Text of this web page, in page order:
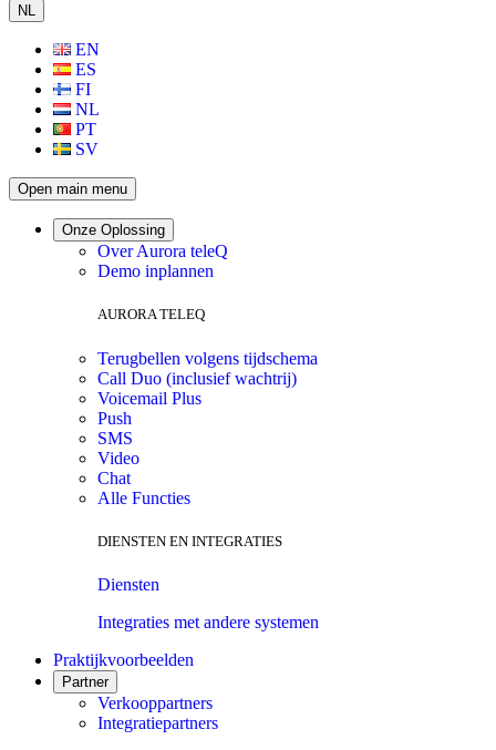
NL
EN
ES
FI
NL
PT
SV
Open main menu
Onze Oplossing
Over Aurora teleQ
Demo inplannen
AURORA TELEQ
Terugbellen volgens tijdschema
Call Duo (inclusief wachtrij)
Voicemail Plus
Push
SMS
Video
Chat
Alle Functies
DIENSTEN EN INTEGRATIES
Diensten
Integraties met andere systemen
Praktijkvoorbeelden
Partner
Verkooppartners
Integratiepartners